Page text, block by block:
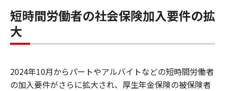
短時間労働者の社会保険加入要件の拡
大
2024年10月からパートやアルバイトなどの短時間労働者
の加入要件がさらに拡大され、厚生年金保険の被保険者